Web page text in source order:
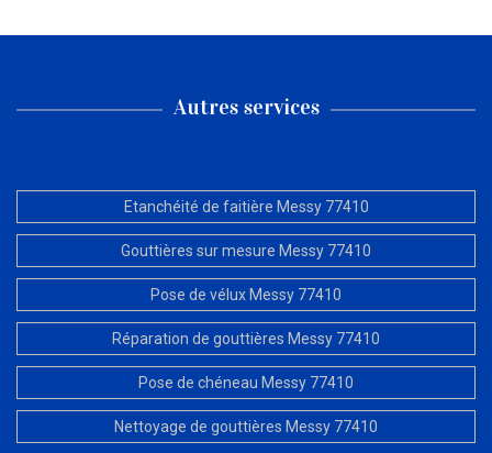
Autres services
Etanchéité de faitière Messy 77410
Gouttières sur mesure Messy 77410
Pose de vélux Messy 77410
Réparation de gouttières Messy 77410
Pose de chéneau Messy 77410
Nettoyage de gouttières Messy 77410